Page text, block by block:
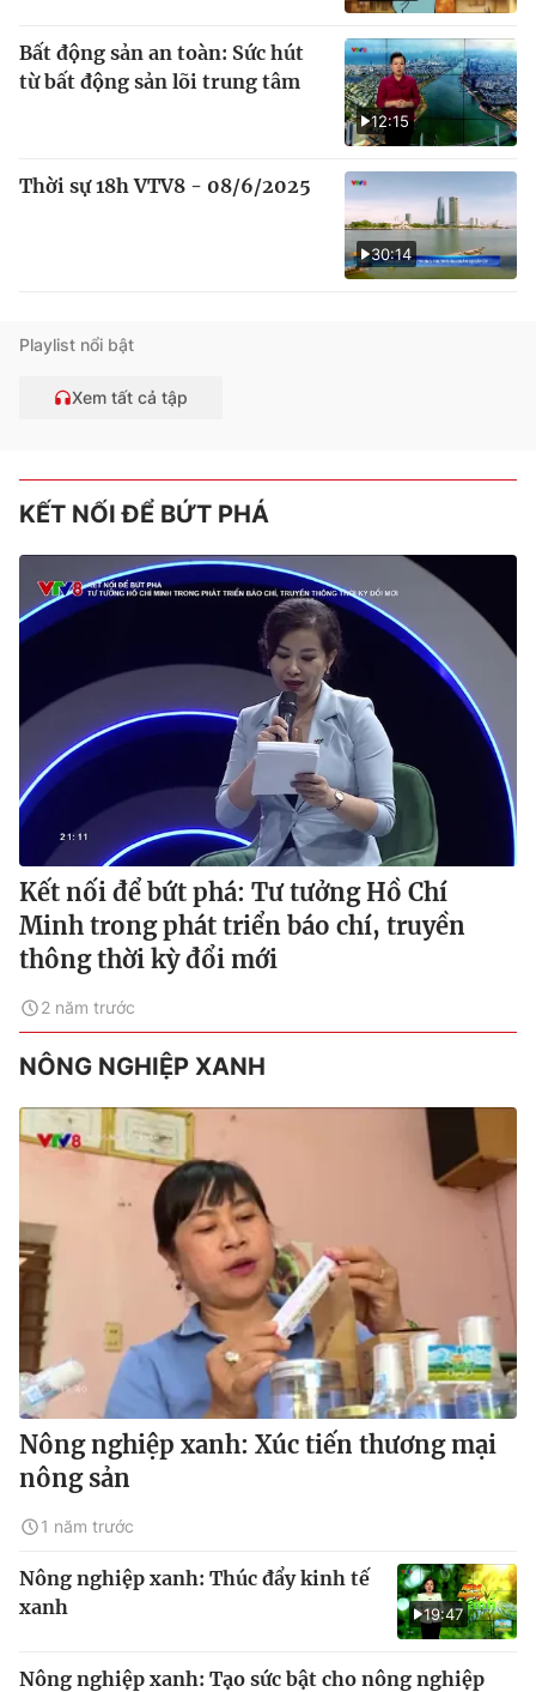
12:15
Bất động sản an toàn: Sức hút
từ bất động sản lõi trung tâm
30:14
Thời sự 18h VTV8 - 08/6/2025
Playlist nổi bật
Xem tất cả tập
KẾT NỐI ĐỂ BỨT PHÁ
Kết nối để bứt phá: Tư tưởng Hồ Chí
Minh trong phát triển báo chí, truyền
thông thời kỳ đổi mới
2 năm trước
NÔNG NGHIỆP XANH
Nông nghiệp xanh: Xúc tiến thương mại
nông sản
1 năm trước
19:47
Nông nghiệp xanh: Thúc đẩy kinh tế
xanh
Nông nghiệp xanh: Tạo sức bật cho nông nghiệp